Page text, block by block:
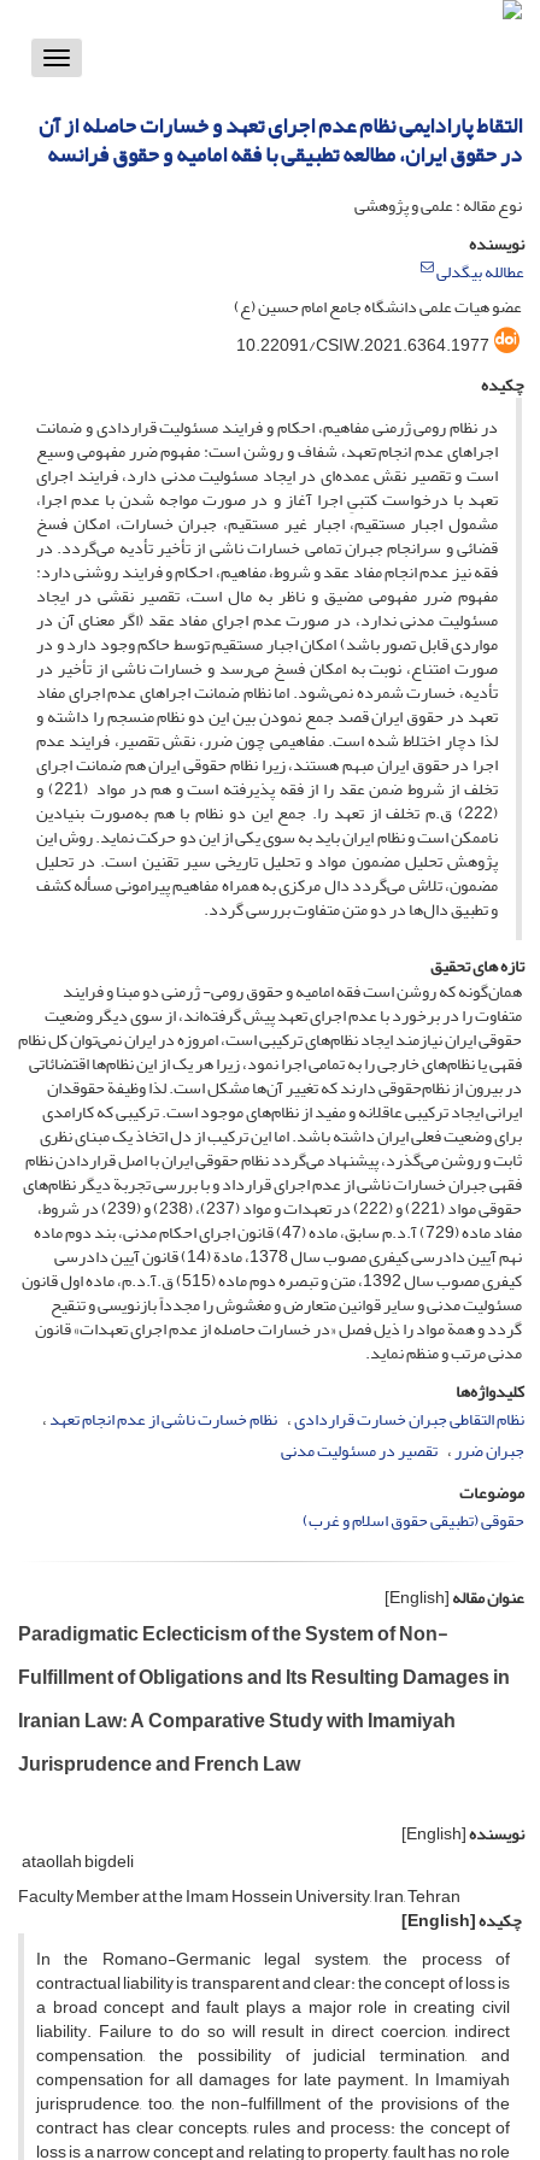
Toggle
التقاط پارادایمی نظام عدم اجرای تعهد و خسارات حاصله از آن
در حقوق ایران، مطالعه تطبیقی با فقه امامیه و حقوق فرانسه
نوع مقاله : علمی و پژوهشی
نویسنده
عطالله بیگدلی
عضو هیات علمی دانشگاه جامع امام حسین (ع)
10.22091/CSIW.2021.6364.1977
چکیده
در نظام رومی ژرمنی مفاهیم، احکام و فرایند مسئولیت قراردادی و ضمانت
اجراهای عدم انجام تعهد، شفاف و روشن است: مفهوم ضرر مفهومی وسیع
است و تقصیر نقش عمده‌ای در ایجاد مسئولیت مدنی دارد، فرایند اجرای
تعهد با درخواست کتبیِ اجرا آغاز و در صورت مواجه شدن با عدم اجرا،
مشمول اجبار مستقیم، اجبار غیر مستقیم، جبران خسارات، امکان فسخ
قضائی و سرانجام جبران تمامی خسارات ناشی از تأخیر تأدیه می‌گردد. در
فقه نیز عدم انجام مفاد عقد و شروط، مفاهیم، احکام و فرایند روشنی دارد:
مفهوم ضرر مفهومی مضیق و ناظر به مال است، تقصیر نقشی در ایجاد
مسئولیت مدنی ندارد، در صورت عدم اجرای مفاد عقد (اگر معنای آن در
مواردی قابل تصور باشد) امکان اجبار مستقیم توسط حاکم وجود دارد و در
صورت امتناع، نوبت به امکان فسخ می‌رسد و خسارات ناشی از تأخیر در
تأدیه، خسارت شمرده نمی‌شود. اما نظام ضمانت اجراهای عدم اجرای مفاد
تعهد در حقوق ایران قصد جمع نمودن بین این دو نظام منسجم را داشته و
لذا دچار اختلاط شده است. مفاهیمی چون ضرر، نقش تقصیر، فرایند عدم
اجرا در حقوق ایران مبهم هستند، زیرا نظام حقوقی ایران هم ضمانت اجرای
تخلف از شروط ضمن عقد را از فقه پذیرفته است و هم در مواد (221) و
(222) ق.م تخلف از تعهد را. جمع این دو نظام با هم به‌صورت بنیادین
ناممکن است و نظام ایران باید به سوی یکی از این دو حرکت نماید. روش این
پژوهش تحلیل مضمون مواد و تحلیل تاریخی سیر تقنین است. در تحلیل
مضمون، تلاش می‌گردد دال مرکزی به همراه مفاهیم پیرامونی مسأله کشف
و تطبیق دال‌ها در دو متن متفاوت بررسی گردد.
تازه های تحقیق
همان‌گونه که روشن است فقه امامیه و حقوق رومی- ژرمنی دو مبنا و فرایند
متفاوت را در برخورد با عدم اجرای تعهد پیش گرفته‌اند، از سوی دیگر وضعیت
حقوقی ایران نیازمند ایجاد نظام‌های ترکیبی است، امروزه در ایران نمی‌توان کل نظام
فقهی یا نظام‌های خارجی را به تمامی اجرا نمود، زیرا هر یک از این نظام‌ها اقتضائاتی
در بیرون از نظام‌حقوقی دارند که تغییر آن‌ها مشکل است. لذا وظیفة حقوقدان
ایرانی ایجاد ترکیبی عاقلانه و مفید از نظام‌های موجود است. ترکیبی که کارامدی
برای وضعیت فعلی ایران داشته باشد. اما این ترکیب از دل اتخاذ یک مبنای نظری
ثابت و روشن می‌گذرد، پیشنهاد می‌گردد نظام حقوقی ایران با اصل قراردادن نظام
فقهی جبران خسارات ناشی از عدم اجرای قرارداد و با بررسی تجربة دیگر نظام‌های
حقوقی مواد (221) و (222) در تعهدات و مواد (237)، (238) و (239) در شروط،
مفاد ماده (729) آ.د.م سابق، ماده (47) قانون اجرای احکام مدنی، بند دوم ماده
نهم آیین دادرسی کیفری مصوب سال 1378، مادة (14) قانون آیین دادرسی
کیفری مصوب سال 1392، متن و تبصره دوم ماده (515) ق.آ.د.م، ماده اول قانون
مسئولیت مدنی و سایر قوانین متعارض و مغشوش را مجدداً بازنویسی و تنقیح
گردد و همة مواد را ذیل فصل «در خسارات حاصله از عدم اجرای تعهدات» قانون
مدنی مرتب و منظم نماید.
کلیدواژه‌ها
نظام التقاطی جبران خسارت قراردادی نظام خسارت ناشی از عدم انجام تعهد
جبران ضرر تقصیر در مسئولیت مدنی
موضوعات
حقوقی (تطبیقی حقوق اسلام و غرب)
عنوان مقاله[English]
Paradigmatic Eclecticism of the System of Non-
Fulfillment of Obligations and Its Resulting Damages in
Iranian Law: A Comparative Study with Imamiyah
Jurisprudence and French Law
نویسنده[English]
ataollah bigdeli
Faculty Member at the Imam Hossein University, Iran, Tehran
چکیده[English]
In the Romano-Germanic legal system, the process of
contractual liability is transparent and clear: the concept of loss is
a broad concept and fault plays a major role in creating civil
liability. Failure to do so will result in direct coercion, indirect
compensation, the possibility of judicial termination, and
compensation for all damages for late payment. In Imamiyah
jurisprudence, too, the non-fulfillment of the provisions of the
contract has clear concepts, rules and process: the concept of
loss is a narrow concept and relating to property, fault has no role